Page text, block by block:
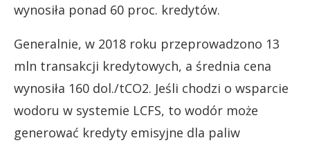
wynosiła ponad 60 proc. kredytów.
Generalnie, w 2018 roku przeprowadzono 13
mln transakcji kredytowych, a średnia cena
wynosiła 160 dol./tCO2. Jeśli chodzi o wsparcie
wodoru w systemie LCFS, to wodór może
generować kredyty emisyjne dla paliw